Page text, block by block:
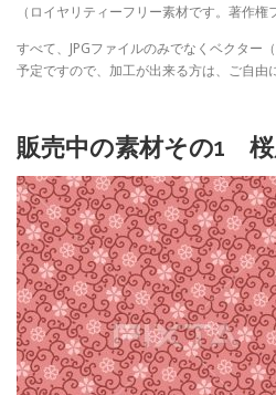
（ロイヤリティーフリー素材です。著作権
すべて、JPGファイルのみでなくベクター
予定ですので、加工が出来る方は、ご自由
販売中の素材その1 桜